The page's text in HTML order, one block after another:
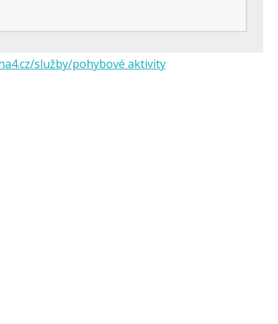
služby/pohybové aktivity